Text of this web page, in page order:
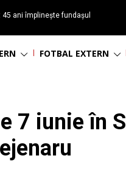
ani împlinește fundașul
FOTBAL EXTERN
7 iunie în